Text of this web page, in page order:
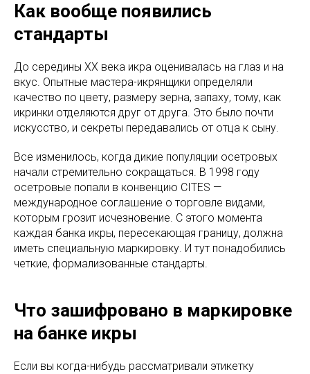
Как вообще появились
стандарты
До середины XX века икра оценивалась на глаз и на
вкус. Опытные мастера-икрянщики определяли
качество по цвету, размеру зерна, запаху, тому, как
икринки отделяются друг от друга. Это было почти
искусство, и секреты передавались от отца к сыну.
Все изменилось, когда дикие популяции осетровых
начали стремительно сокращаться. В 1998 году
осетровые попали в конвенцию CITES —
международное соглашение о торговле видами,
которым грозит исчезновение. С этого момента
каждая банка икры, пересекающая границу, должна
иметь специальную маркировку. И тут понадобились
четкие, формализованные стандарты.
Что зашифровано в маркировке
на банке икры
Если вы когда-нибудь рассматривали этикетку